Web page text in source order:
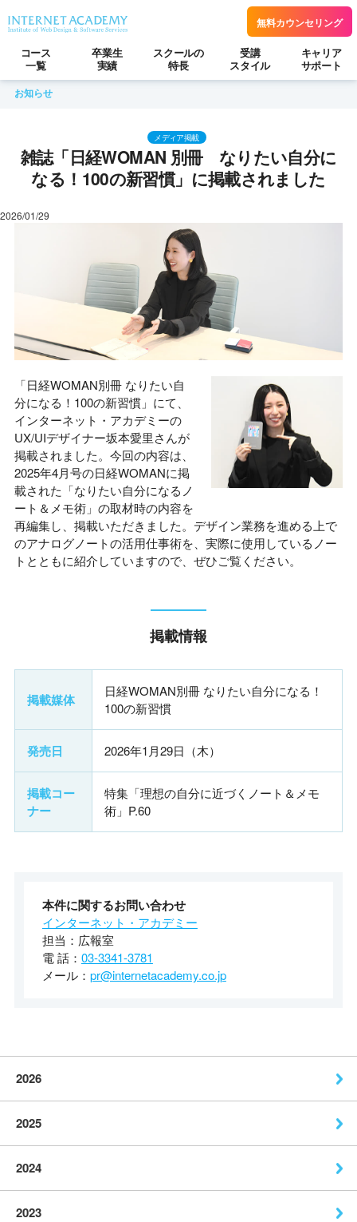
無料カウンセリング
コース
一覧
卒業生
実績
スクールの
特長
受講
スタイル
キャリア
サポート
お知らせ
メディア掲載
雑誌「日経WOMAN 別冊 なりたい自分に
なる！100の新習慣」に掲載されました
2026/01/29
「日経WOMAN別冊 なりたい自
分になる！100の新習慣」にて、
インターネット・アカデミーの
UX/UIデザイナー坂本愛里さんが
掲載されました。今回の内容は、
2025年4月号の日経WOMANに掲
載された「なりたい自分になるノ
ート＆メモ術」の取材時の内容を
再編集し、掲載いただきました。デザイン業務を進める上で
のアナログノートの活用仕事術を、実際に使用しているノー
トとともに紹介していますので、ぜひご覧ください。
掲載情報
掲載媒体
日経WOMAN別冊 なりたい自分になる！
100の新習慣
発売日 2026年1月29日（木）
掲載コー
ナー
特集「理想の自分に近づくノート＆メモ
術」P.60
本件に関するお問い合わせ
インターネット・アカデミー
担当：広報室
電 話： 03-3341-3781
メール： pr@internetacademy.co.jp
2026
2025
2024
2023